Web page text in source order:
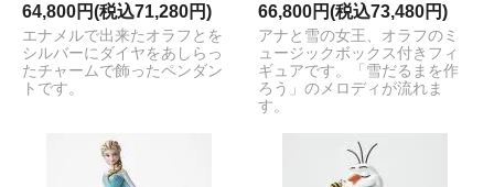
64,800円(税込71,280円)
エナメルで出来たオラフとを
シルバーにダイヤをあしらっ
たチャームで飾ったペンダン
トです。
66,800円(税込73,480円)
アナと雪の女王、オラフのミ
ュージックボックス付きフィ
ギュアです。「雪だるまを作
ろう」のメロディが流れま
す。